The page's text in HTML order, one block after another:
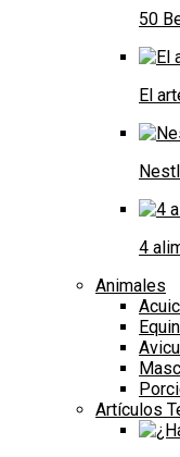
50
El
4
Animales
Artículos